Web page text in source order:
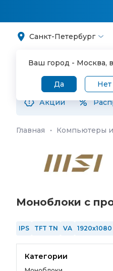
Санкт-Петербург
Ваш город - Москва,
Да Нет
Акции
Главная · Компьютеры и
Моноблоки с
IPS TFT TN VA 1920x1080
Категории